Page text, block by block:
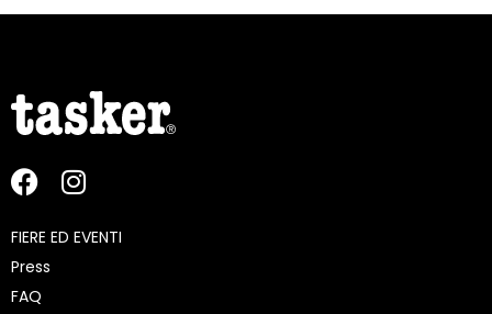
FIERE ED EVENTI
Press
FAQ